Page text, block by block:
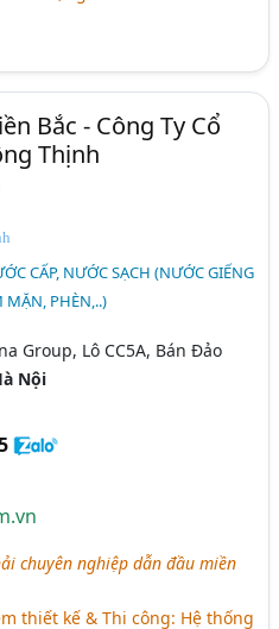
Bắc - Công Ty Cổ
Thịnh
CẤP, NƯỚC SẠCH (NƯỚC GIẾNG
MẶN, PHÈN,..)
Group, Lô CC5A, Bán Đảo
Nội
chuyên nghiệp dẫn đầu miền
thiết kế & Thi công: Hệ thống